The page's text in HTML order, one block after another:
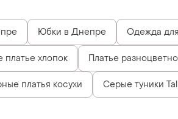
Юбки в Днепре Одежда
платье хлопок Платье
платья косухи Серые туники